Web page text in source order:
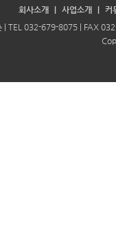
회사소개 사업소개
커
| TEL 032-679-8075 | FAX